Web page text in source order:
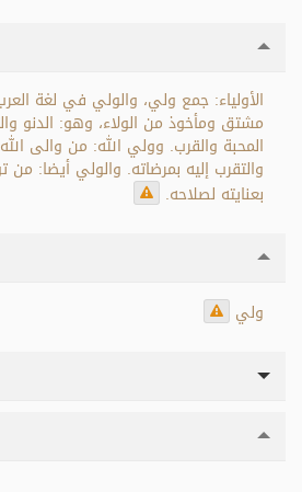
الأولياء: جمع ولي، والولي في لغة
مشتق ومأخوذ من الولاء، وهو: الدنو
المحبة والقرب. وولي الله: من والى
والتقرب إليه بمرضاته. والولي أيضا:
بعنايته لصلاحه.
ولي